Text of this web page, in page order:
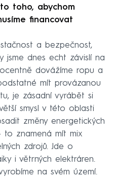
toho, abychom
financovat
a bezpečnost,
jsme dnes echt závislí na
dovážíme ropu a
mít provázanou
je zásadní vyrábět si
smysl v této oblasti
změny energetických
to znamená mít mix
zdrojů. Jde o
i větrných elektráren.
na svém území.